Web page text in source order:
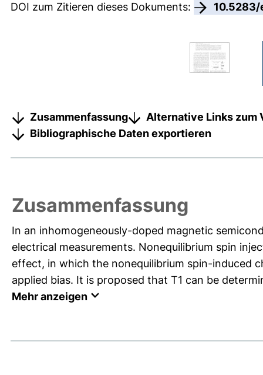
DOI zum Zitieren dieses Dokuments:
10.5283/
Zusammenfassung
Alternative Links zum
Bibliographische Daten exportieren
Zusammenfassung
In an inhomogeneously-doped magnetic
electrical measurements. Nonequilibrium spin
effect, in which the nonequilibrium spin-induced
applied bias. It is proposed that T1 can be
Mehr anzeigen